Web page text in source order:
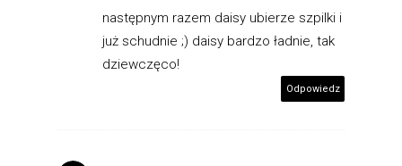
następnym razem daisy ubierze szpilki i
już schudnie ;) daisy bardzo ładnie, tak
dziewczęco!
Odpowiedz